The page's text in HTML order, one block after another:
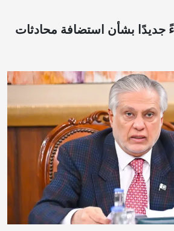
جديدًا بشأن استضافة محادثات